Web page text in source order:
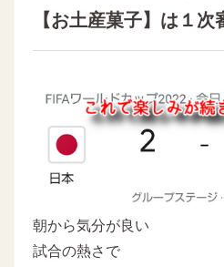
【お土産菓子】は１次
朝から気分が良い
試合の熱さで